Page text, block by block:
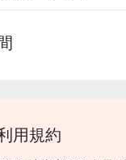
用規約